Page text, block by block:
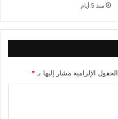
منذ 5 أيام
الحقول الإلزامية مشار إليها بـ *